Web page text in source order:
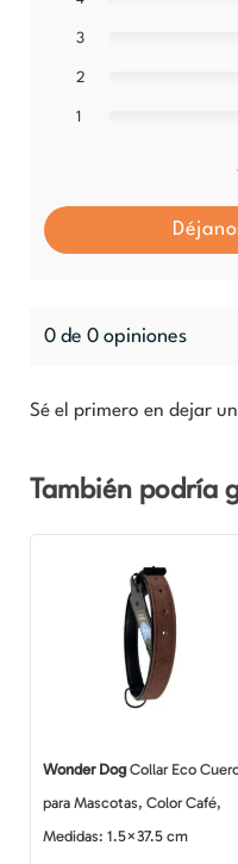
3
2
1
0 de 0 opiniones
Sé el primero en dejar
También podría
Wonder DogCollar Eco
para Mascotas, Color Café,
Medidas: 1.5×37.5 cm